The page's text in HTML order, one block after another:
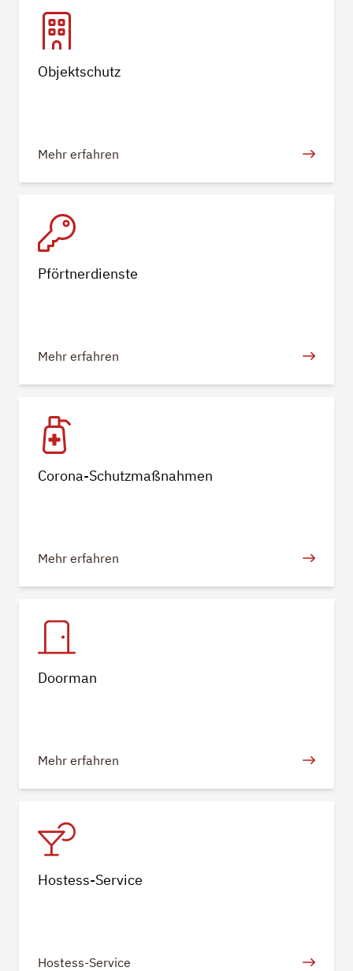
Objektschutz
Mehr erfahren
Pförtnerdienste
Mehr erfahren
Corona-Schutzmaßnahmen
Mehr erfahren
Doorman
Mehr erfahren
Hostess-Service
Hostess-Service